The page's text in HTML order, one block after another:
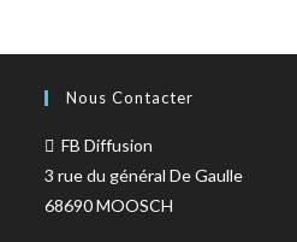
Nous Contacter
FB Diffusion
3 rue du général De Gaulle
68690 MOOSCH